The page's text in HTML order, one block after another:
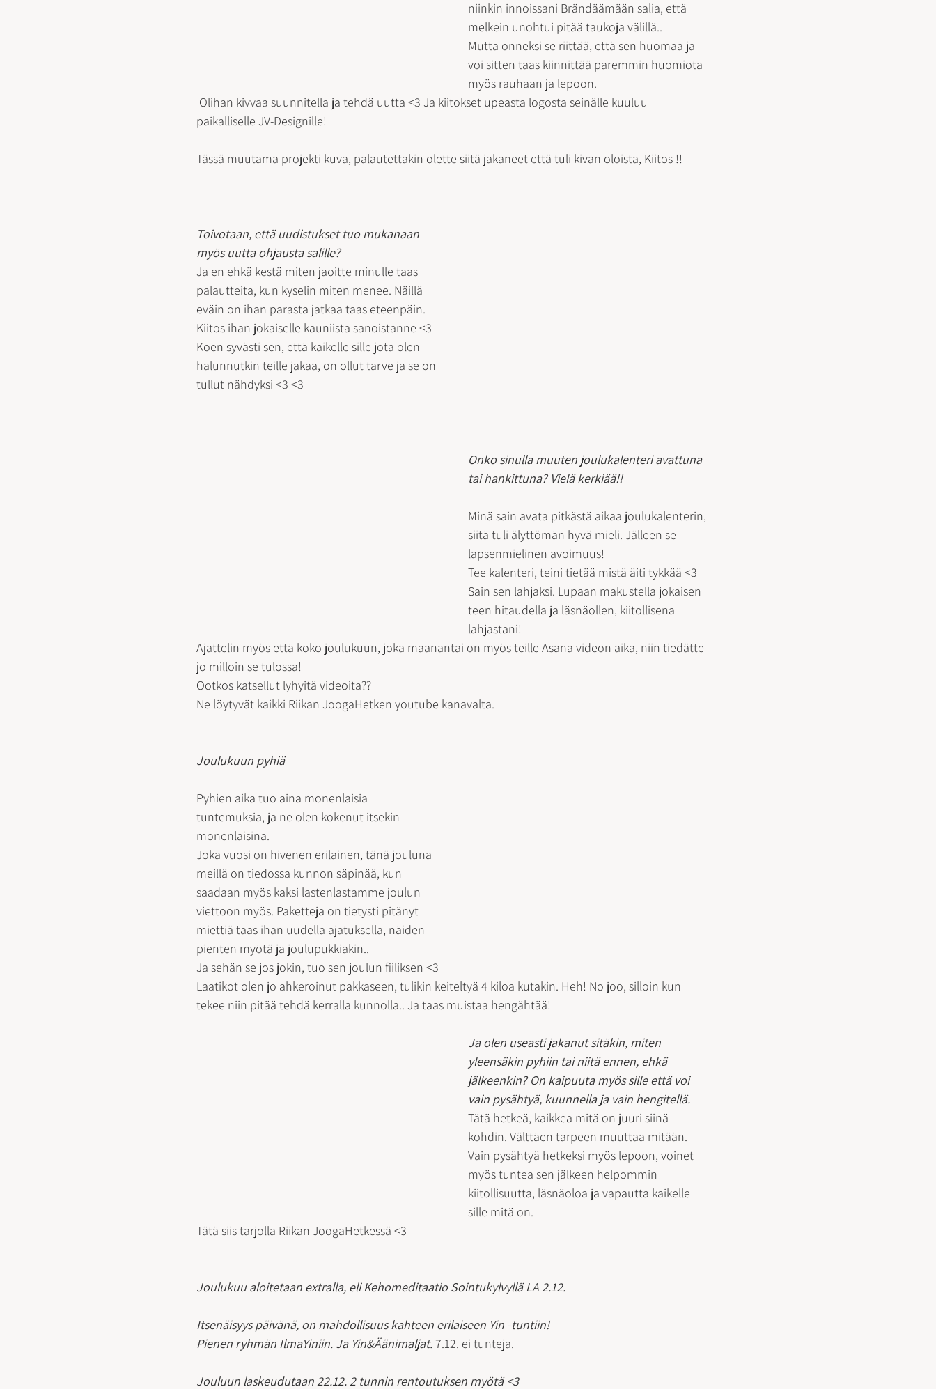
niinkin innoissani Brändäämään salia, että
melkein unohtui pitää taukoja välillä..
Mutta onneksi se riittää, että sen huomaa ja
voi sitten taas kiinnittää paremmin huomiota
myös rauhaan ja lepoon.
paikalliselle JV-Designille!
Tässä muutama projekti kuva, palautettakin olette siitä jakaneet että tuli kivan oloista, Kiitos !!
Toivotaan, että uudistukset tuo mukanaan
myös uutta ohjausta salille?
Ja en ehkä kestä miten jaoitte minulle taas
palautteita, kun kyselin miten menee. Näillä
eväin on ihan parasta jatkaa taas eteenpäin.
Kiitos ihan jokaiselle kauniista sanoistanne <3
Koen syvästi sen, että kaikelle sille jota olen
halunnutkin teille jakaa, on ollut tarve ja se on
tullut nähdyksi <3 <3
Onko sinulla muuten joulukalenteri avattuna
tai hankittuna? Vielä kerkiää!!
Minä sain avata pitkästä aikaa joulukalenterin,
siitä tuli älyttömän hyvä mieli. Jälleen se
lapsenmielinen avoimuus!
Tee kalenteri, teini tietää mistä äiti tykkää <3
Sain sen lahjaksi. Lupaan makustella jokaisen
teen hitaudella ja läsnäollen, kiitollisena
lahjastani!
Ajattelin myös että koko joulukuun, joka maanantai on myös teille Asana videon aika, niin tiedätte
jo milloin se tulossa!
Ootkos katsellut lyhyitä videoita??
Ne löytyvät kaikki Riikan JoogaHetken youtube kanavalta.
Joulukuun pyhiä
Pyhien aika tuo aina monenlaisia
tuntemuksia, ja ne olen kokenut itsekin
monenlaisina.
Joka vuosi on hivenen erilainen, tänä jouluna
meillä on tiedossa kunnon säpinää, kun
saadaan myös kaksi lastenlastamme joulun
viettoon myös. Paketteja on tietysti pitänyt
miettiä taas ihan uudella ajatuksella, näiden
pienten myötä ja joulupukkiakin..
Ja sehän se jos jokin, tuo sen joulun fiiliksen <3
Laatikot olen jo ahkeroinut pakkaseen, tulikin keiteltyä 4 kiloa kutakin. Heh! No joo, silloin kun
tekee niin pitää tehdä kerralla kunnolla.. Ja taas muistaa hengähtää!
Ja olen useasti jakanut sitäkin, miten
yleensäkin pyhiin tai niitä ennen, ehkä
jälkeenkin? On kaipuuta myös sille että voi
vain pysähtyä, kuunnella ja vain hengitellä.
Tätä hetkeä, kaikkea mitä on juuri siinä
kohdin. Välttäen tarpeen muuttaa mitään.
Vain pysähtyä hetkeksi myös lepoon, voinet
myös tuntea sen jälkeen helpommin
kiitollisuutta, läsnäoloa ja vapautta kaikelle
sille mitä on.
Tätä siis tarjolla Riikan JoogaHetkessä <3
Joulukuu aloitetaan extralla, eli Kehomeditaatio Sointukylvyllä LA 2.12.
Itsenäisyys päivänä, on mahdollisuus kahteen erilaiseen Yin -tuntiin!
Pienen ryhmän IlmaYiniin. Ja Yin&Äänimaljat. 7.12. ei tunteja.
Jouluun laskeudutaan 22.12. 2 tunnin rentoutuksen myötä <3